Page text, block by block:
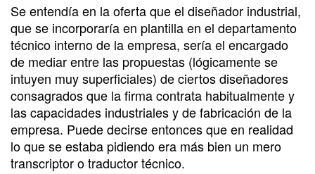
Se entendía en la oferta que el diseñador industrial,
que se incorporaría en plantilla en el departamento
técnico interno de la empresa, sería el encargado
de mediar entre las propuestas (lógicamente se
intuyen muy superficiales) de ciertos diseñadores
consagrados que la firma contrata habitualmente y
las capacidades industriales y de fabricación de la
empresa. Puede decirse entonces que en realidad
lo que se estaba pidiendo era más bien un mero
transcriptor o traductor técnico.